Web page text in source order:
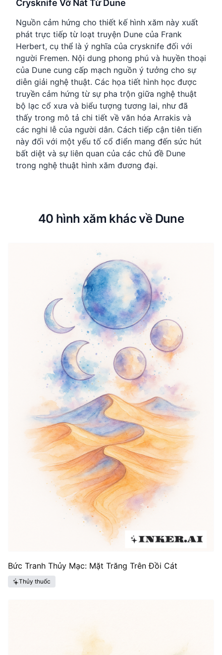
Crysknife Vỡ Nát Từ Dune
Nguồn cảm hứng cho thiết kế hình xăm này xuất
phát trực tiếp từ loạt truyện Dune của Frank
Herbert, cụ thể là ý nghĩa của crysknife đối với
người Fremen. Nội dung phong phú và huyền thoại
của Dune cung cấp mạch nguồn ý tưởng cho sự
diễn giải nghệ thuật. Các họa tiết hình học được
truyền cảm hứng từ sự pha trộn giữa nghệ thuật
bộ lạc cổ xưa và biểu tượng tương lai, như đã
thấy trong mô tả chi tiết về văn hóa Arrakis và
các nghi lễ của người dân. Cách tiếp cận tiên tiến
này đối với một yếu tố cổ điển mang đến sức hút
bất diệt và sự liên quan của các chủ đề Dune
trong nghệ thuật hình xăm đương đại.
40 hình xăm khác về Dune
Bức Tranh Thủy Mạc: Mặt Trăng Trên Đồi Cát
Thủy thuốc